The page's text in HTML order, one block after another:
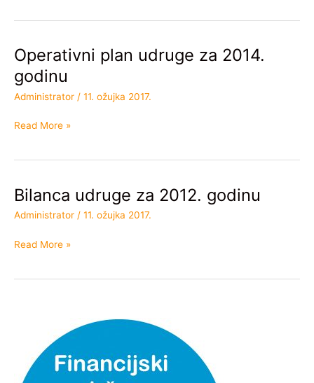
udruge
2013.
godinu
Operativni plan udruge za 2014.
godinu
Administrator / 11. ožujka 2017.
Operativni
plan
udruge
za
godinu
Read More »
Bilanca udruge za 2012. godinu
Administrator / 11. ožujka 2017.
Bilanca
za
Read More »